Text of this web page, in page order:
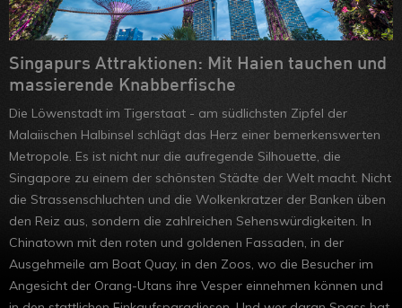
Kontakt
ARVB
Burma
Philippinen
Singapore
Hongkong
Singapurs Attraktionen: Mit Haien tauchen und
massierende Knabberfische
Die Löwenstadt im Tigerstaat - am südlichsten Zipfel der
Malaiischen Halbinsel schlägt das Herz einer bemerkenswerten
Metropole. Es ist nicht nur die aufregende Silhouette, die
Singapore zu einem der schönsten Städte der Welt macht. Nicht
die Strassenschluchten und die Wolkenkratzer der Banken üben
den Reiz aus, sondern die zahlreichen Sehenswürdigkeiten. In
Chinatown mit den roten und goldenen Fassaden, in der
Ausgehmeile am Boat Quay, in den Zoos, wo die Besucher im
Angesicht der Orang-Utans ihre Vesper einnehmen können und